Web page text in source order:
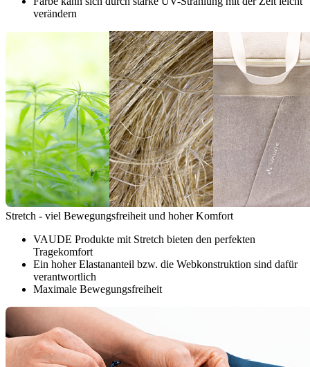
verändern
Stretch - viel Bewegungsfreiheit und hoher Komfort
VAUDE Produkte mit Stretch bieten den perfekten
Tragekomfort
Ein hoher Elastananteil bzw. die Webkonstruktion sind dafür
verantwortlich
Maximale Bewegungsfreiheit